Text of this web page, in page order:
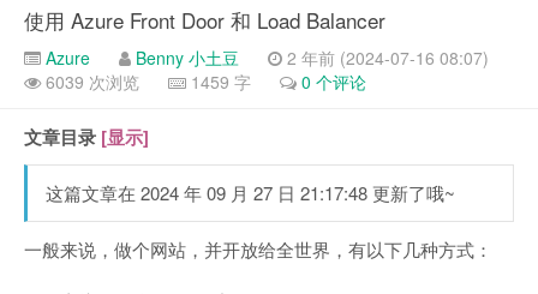
使用 Azure Front Door 和 Load Balancer
Azure Benny 小土豆
2 年前 (2024-07-16 08:07)
6039 次浏览
1459 字 0 个评论
文章目录 [显示]
这篇文章在 2024 年 09 月 27 日 21:17:48 更新了哦~
一般来说，做个网站，并开放给全世界，有以下几种方式：